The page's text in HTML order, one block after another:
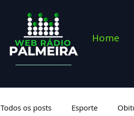
Home
Todos os posts Esporte